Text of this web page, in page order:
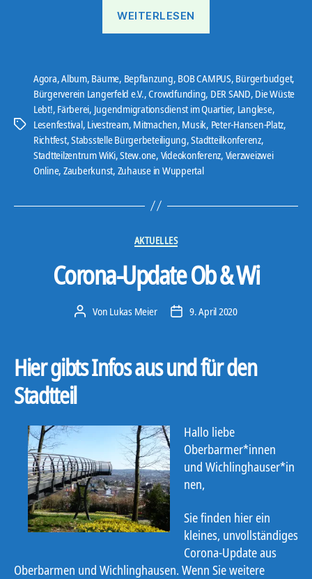
WEITERLESEN
Schlagwörter
Agora,Album, Bäume, Bepflanzung, BOB CAMPUS, Bürgerbudget,
Bürgerverein Langerfeld e.V.,Crowdfunding, DER SAND, Die Wüste
Lebt!, Färberei, Jugendmigrationsdienst im Quartier, Langlese,
Lesenfestival, Livestream, Mitmachen, Musik, Peter-Hansen-Platz,
Richtfest,Stabsstelle Bürgerbeteiligung,Stadtteilkonferenz,
Stadtteilzentrum WiKi,Stew.one, Videokonferenz, Vierzweizwei
Online, Zauberkunst, Zuhause in Wuppertal
Kategorien
AKTUELLES
Corona-Update Ob & Wi
Beitragsautor
Von Lukas Meier Veröffentlichungsdatum
9. April 2020
Hier gibts Infos aus und für den
Stadtteil
Hallo liebe
Oberbarmer*innen
und Wichlinghauser*in
nen,
Sie finden hier ein
kleines, unvollständiges
Corona-Update aus
Oberbarmen und Wichlinghausen. Wenn Sie weitere